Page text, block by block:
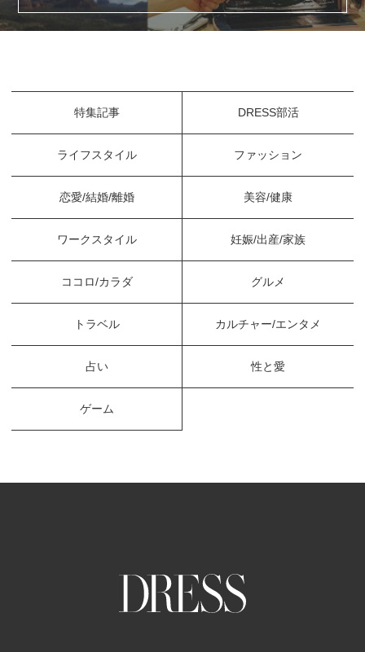
特集記事 DRESS部活
ライフスタイル ファッション
恋愛/結婚/離婚 美容/健康
ワークスタイル 妊娠/出産/家族
ココロ/カラダ グルメ
トラベル カルチャー/エンタメ
占い 性と愛
ゲーム